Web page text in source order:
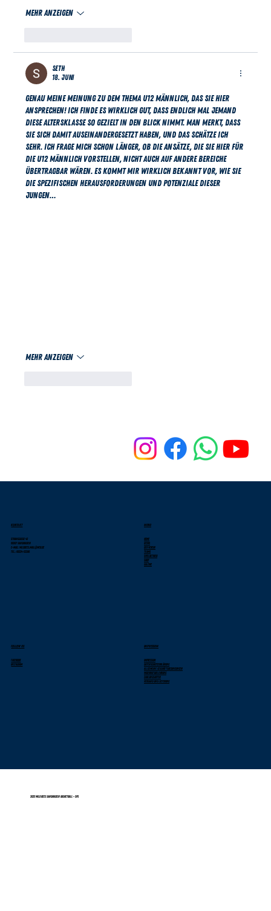
Mehr anzeigen
Seth
18. Juni
Genau meine Meinung zu dem Thema U12 männlich, das Sie hier
ansprechen! Ich finde es wirklich gut, dass endlich mal jemand
diese Altersklasse so gezielt in den Blick nimmt. Man merkt, dass
Sie sich damit auseinandergesetzt haben, und das schätze ich
sehr. Ich frage mich schon länger, ob die Ansätze, die Sie hier für
die U12 männlich vorstellen, nicht auch auf andere Bereiche
übertragbar wären. Es kommt mir wirklich bekannt vor, wie Sie
die spezifischen Herausforderungen und Potenziale dieser
jungen…
Mehr anzeigen
KONTAKT
Stranggasse 42
69207 Sandhausen
E-Mail: wildbees.mail@web.de
Tel.: 06224-52286
MENU
Home
News
Der Verein
Teams
Spielbetrieb
Shop
Galerie
FOLLOW US
Facebook
Instagram
IMPRESSUM
Impressum
Datenschutzerklärung
Allgemeine Geschäftsbedingungen
Widerrufsbelehrung
Zahlungsarten
Versand und Lieferung
2025 Wild Bees Sandhausen Basketball - SPS